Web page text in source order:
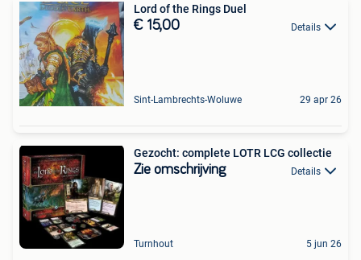
Lord of the Rings Duel
€ 15,00 Details
Sint-Lambrechts-Woluwe 29 apr 26
Gezocht: complete LOTR LCG collectie
Zie omschrijving Details
Turnhout 5 jun 26